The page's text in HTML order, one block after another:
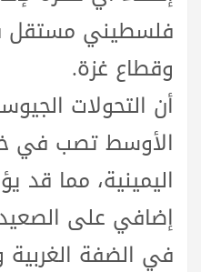
فلسطيني مستقل
وقطاع غزة.
أن التحولات
الأوسط تصب في
اليمينية، مما قد
إضافي على
في الضفة